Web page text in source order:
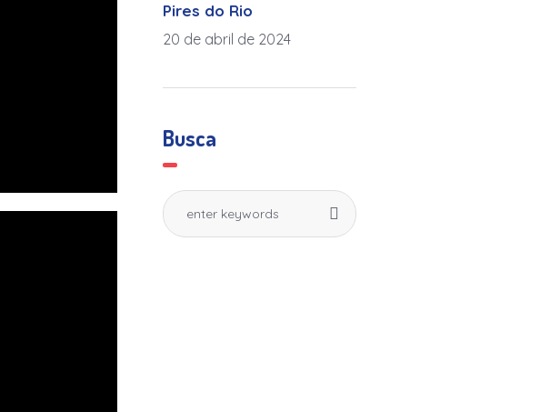
Pires do Rio
20 de abril de 2024
Busca